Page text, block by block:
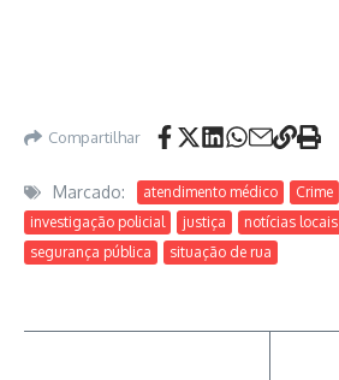
Compartilhar
Marcado: atendimento médico Crime
investigação policial
justiça notícias locais
segurança pública
situação de rua